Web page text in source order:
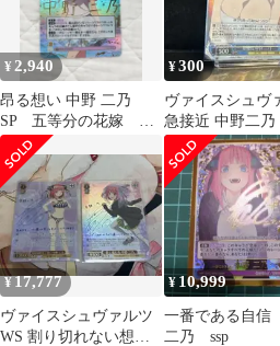
¥ 2,940
昂る想い 中野 二乃
SP 五等分の花嫁 カ
ードゲーム ごとカ
ド サインカード
¥300
ヴァイスシュヴ
急接近 中野二乃
¥17,777
ヴァイスシュヴァルツ
WS 割り切れない想い
¥ 10,999
一番である自
二乃 ssp